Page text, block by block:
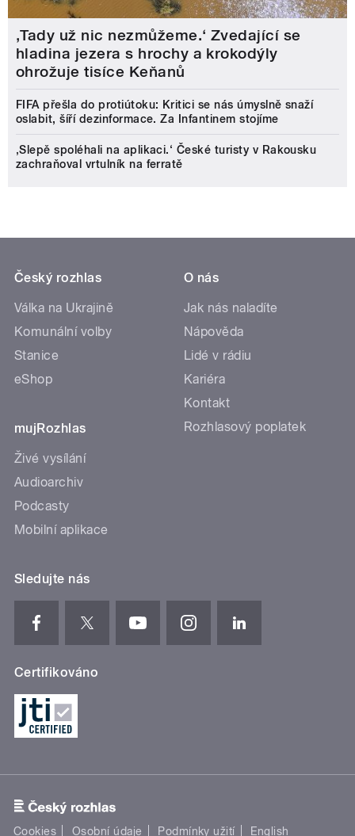
‚Tady už nic nezmůžeme.‘ Zvedající se
hladina jezera s hrochy a krokodýly
ohrožuje tisíce Keňanů
FIFA přešla do protiútoku: Kritici se nás úmyslně snaží
oslabit, šíří dezinformace. Za Infantinem stojíme
‚Slepě spoléhali na aplikaci.‘ České turisty v Rakousku
zachraňoval vrtulník na ferratě
Český rozhlas
Válka na Ukrajině
Komunální volby
Stanice
eShop
mujRozhlas
Živé vysílání
Audioarchiv
Podcasty
Mobilní aplikace
O nás
Jak nás naladíte
Nápověda
Lidé v rádiu
Kariéra
Kontakt
Rozhlasový poplatek
Sledujte nás
Certifikováno
Cookies Osobní údaje Podmínky užití English